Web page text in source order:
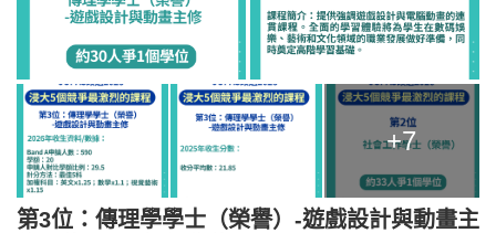
+7
第3位：傳理學學士（榮譽）-遊戲設計與動畫主